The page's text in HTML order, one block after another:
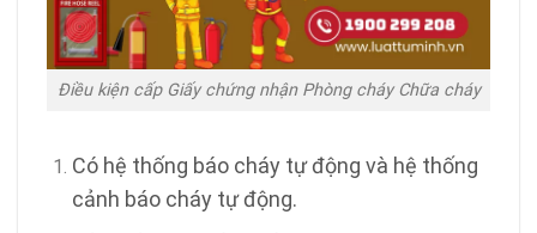
Điều kiện cấp Giấy chứng nhận Phòng cháy Chữa cháy
Có hệ thống báo cháy tự động và hệ thống
cảnh báo cháy tự động.